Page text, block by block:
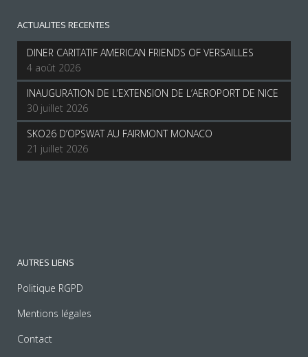
ACTUALITES RECENTES
DINER CARITATIF AMERICAN FRIENDS OF VERSAILLES
4 août 2026
INAUGURATION DE L’EXTENSION DE L’AEROPORT DE NICE
30 juillet 2026
SKO26 D’OPSWAT AU FAIRMONT MONACO
21 juillet 2026
AUTRES LIENS
Politique RGPD
Mentions légales
Contact